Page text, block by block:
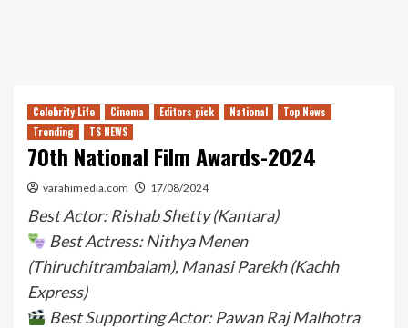
Celebrity Life Cinema Editors pick National
Top News
Trending
TS NEWS
70th National Film Awards-2024
varahimedia.com 17/08/2024
Best Actor: Rishab Shetty (Kantara)
Best Actress: Nithya Menen
(Thiruchitrambalam), Manasi Parekh (Kachh
Express)
Best Supporting Actor: Pawan Raj Malhotra